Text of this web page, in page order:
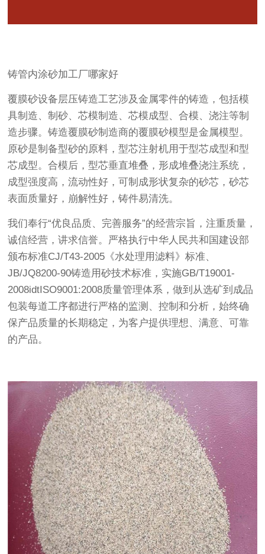
铸管内涂砂加工厂哪家好
覆膜砂设备层压铸造工艺涉及金属零件的铸造，包括模
具制造、制砂、芯模制造、芯模成型、合模、浇注等制
造步骤。铸造覆膜砂制造商的覆膜砂模型是金属模型。
原砂是制备型砂的原料，型芯注射机用于型芯成型和型
芯成型。合模后，型芯垂直堆叠，形成堆叠浇注系统，
成型强度高，流动性好，可制成形状复杂的砂芯，砂芯
表面质量好，崩解性好，铸件易清洗。
我们奉行“优良品质、完善服务”的经营宗旨，注重质量，
诚信经营，讲求信誉。严格执行中华人民共和国建设部
颁布标准CJ/T43-2005《水处理用滤料》标准、
JB/JQ8200-90铸造用砂技术标准，实施GB/T19001-
2008idtISO9001:2008质量管理体系，做到从选矿到成品
包装每道工序都进行严格的监测、控制和分析，始终确
保产品质量的长期稳定，为客户提供理想、满意、可靠
的产品。